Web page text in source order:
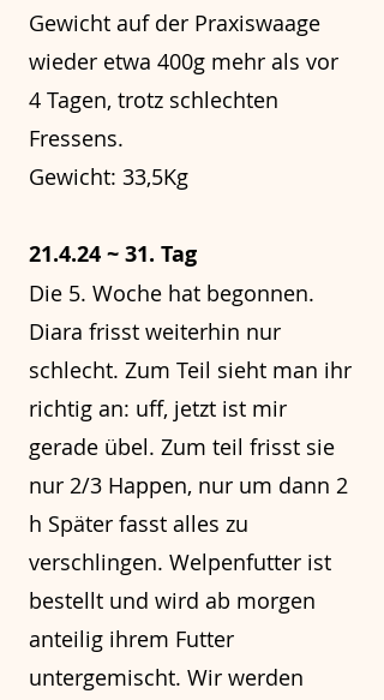
Gewicht auf der Praxiswaage
wieder etwa 400g mehr als vor
4 Tagen, trotz schlechten
Fressens.
Gewicht: 33,5Kg
21.4.24 ~ 31. Tag
Die 5. Woche hat begonnen.
Diara frisst weiterhin nur
schlecht. Zum Teil sieht man ihr
richtig an: uff, jetzt ist mir
gerade übel. Zum teil frisst sie
nur 2/3 Happen, nur um dann 2
h Später fasst alles zu
verschlingen. Welpenfutter ist
bestellt und wird ab morgen
anteilig ihrem Futter
untergemischt. Wir werden